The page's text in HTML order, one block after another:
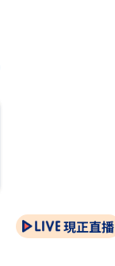
現正直播